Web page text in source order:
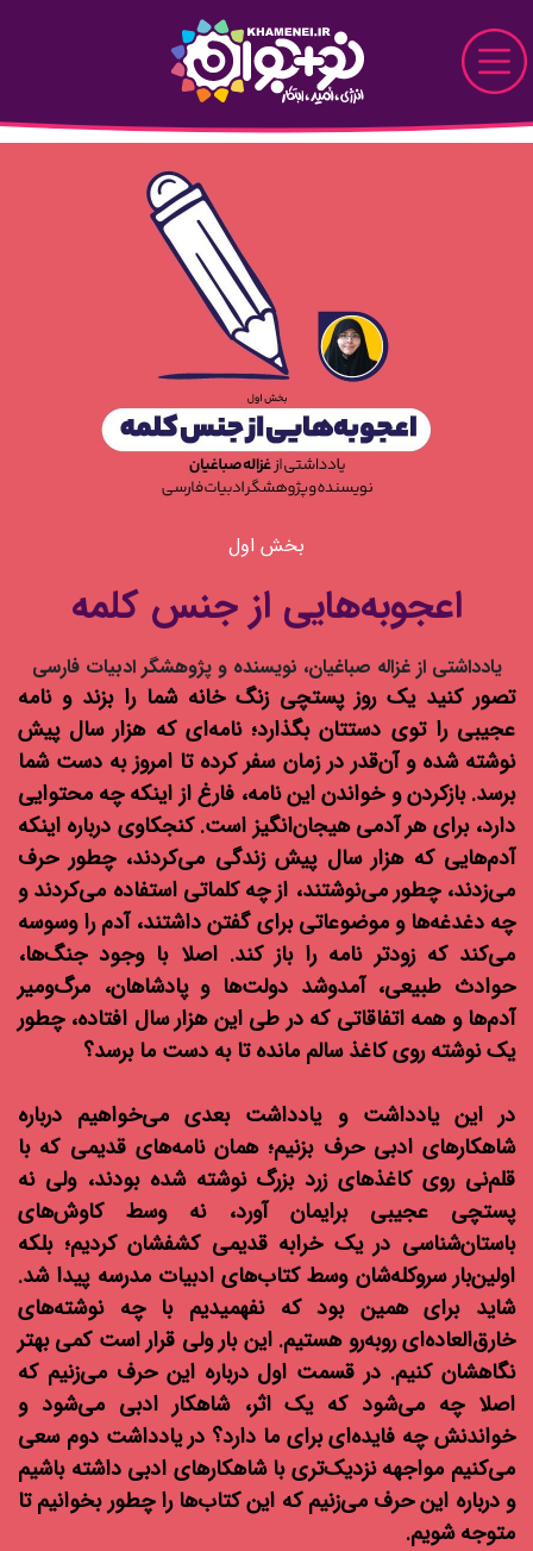
Skip to Main Content
نو+جوان
خواندنی
+ما
جستجو
جستجو
بخش اول
اعجوبه‌هایی از جنس کلمه
یادداشتی از غزاله صباغیان، نویسنده و پژوهشگر ادبیات فارسی
تصور کنید یک روز پستچی زنگ خانه شما را بزند و نامه
عجیبی را توی دستتان بگذارد؛ نامه‌ای که هزار سال پیش
نوشته شده و آن‌قدر در زمان سفر کرده تا امروز به دست شما
برسد. بازکردن و خواندن این نامه، فارغ از اینکه چه محتوایی
دارد، برای هر آدمی هیجان‌انگیز است. کنجکاوی درباره اینکه
آدم‌هایی که هزار سال پیش زندگی می‌کردند، چطور حرف
می‌زدند، چطور می‌نوشتند، از چه کلماتی استفاده می‌کردند و
چه دغدغه‌ها و موضوعاتی برای گفتن داشتند، آدم را وسوسه
می‌کند که زودتر نامه را باز کند. اصلا با وجود جنگ‌ها،
حوادث طبیعی، آمدوشد دولت‌ها و پادشاهان، مرگ‌ومیر
آدم‌ها و همه اتفاقاتی که در طی این هزار سال افتاده، چطور
یک نوشته روی کاغذ سالم مانده تا به دست ما برسد؟
در این یادداشت و یادداشت بعدی می‌‌خواهیم درباره
شاهکارهای ادبی حرف بزنیم؛ همان‌ نامه‌های قدیمی که با
قلم‌نی روی کاغذهای زرد بزرگ نوشته شده بودند، ولی نه
پستچی عجیبی برایمان آورد، نه وسط کاوش‌های
باستان‌شناسی در یک خرابه قدیمی کشفشان کردیم؛ بلکه
اولین‌بار سروکله‌شان وسط کتاب‌های ادبیات مدرسه پیدا شد.
شاید برای همین بود که نفهمیدیم با چه نوشته‌های
خارق‌العاده‌ای روبه‌رو هستیم. این بار ولی قرار است کمی بهتر
نگاهشان کنیم. در قسمت اول درباره این حرف می‌زنیم که
اصلا چه می‌شود که یک اثر، شاهکار ادبی می‌شود و
خواندنش چه فایده‌ای برای ما دارد؟ در یادداشت دوم سعی
می‌کنیم مواجهه نزدیک‌تری با شاهکارهای ادبی داشته باشیم
و درباره این حرف می‌زنیم که این کتاب‌ها را چطور بخوانیم تا
متوجه شویم.